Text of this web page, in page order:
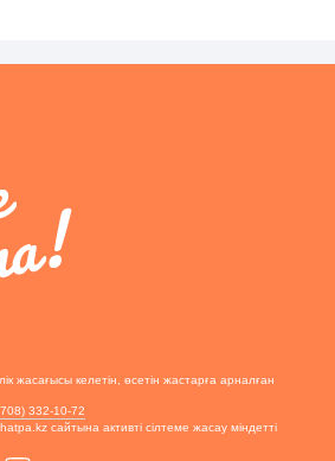
жасағысы келетін, өсетін жастарға арналған
332-10-72
сайтына активті сілтеме жасау міндетті